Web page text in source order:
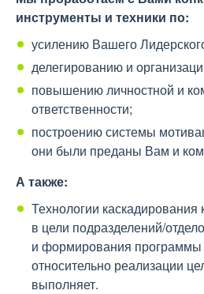
инструменты и техники по:
усилению Вашего
делегированию и
повышению личностной и
ответственности;
построению системы
они были преданы Вам и
А также:
Технологии
в цели подразделений/
и формирования программы
относительно реализации
выполняет.